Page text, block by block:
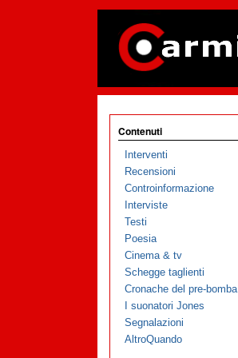
Contenuti
Interventi
Recensioni
Controinformazione
Interviste
Testi
Poesia
Cinema & tv
Schegge taglienti
Cronache del pre-bomba
I suonatori Jones
Segnalazioni
AltroQuando